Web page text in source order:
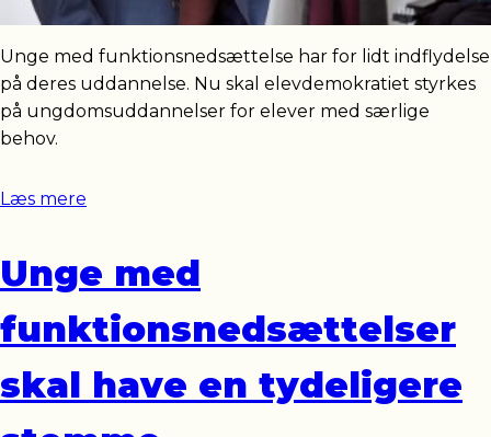
Unge med funktionsnedsættelse har for lidt indflydelse
på deres uddannelse. Nu skal elevdemokratiet styrkes
på ungdomsuddannelser for elever med særlige
behov.
Læs mere
Unge med
funktionsnedsættelser
skal have en tydeligere